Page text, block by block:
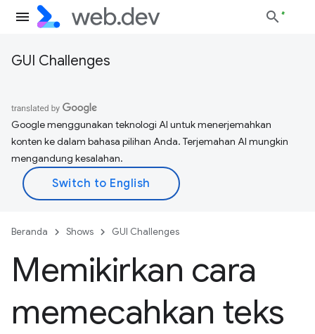
GUI Challenges
Google menggunakan teknologi AI untuk menerjemahkan
konten ke dalam bahasa pilihan Anda. Terjemahan AI mungkin
mengandung kesalahan.
Beranda Shows GUI Challenges
Memikirkan cara
memecahkan teks